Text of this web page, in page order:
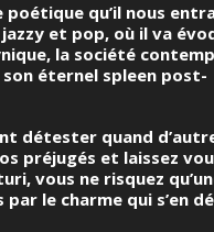
poétique qu’il nous
et pop, où il va
la société
éternel spleen post-
détester quand
préjugés et laissez
vous ne risquez
le charme qui s’en